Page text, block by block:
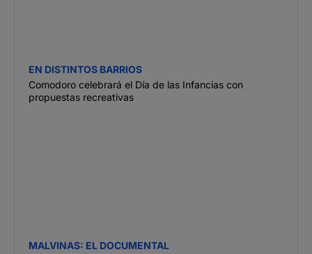
EN DISTINTOS BARRIOS
Comodoro celebrará el Día de las Infancias con
propuestas recreativas
MALVINAS: EL DOCUMENTAL